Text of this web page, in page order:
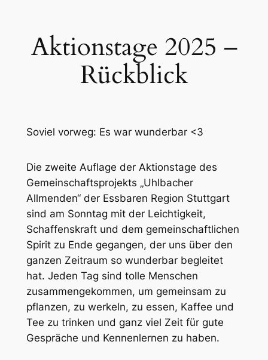
Aktionstage 2025 –
Rückblick
Soviel vorweg: Es war wunderbar <3
Die zweite Auflage der Aktionstage des
Gemeinschaftsprojekts „Uhlbacher
Allmenden“ der Essbaren Region Stuttgart
sind am Sonntag mit der Leichtigkeit,
Schaffenskraft und dem gemeinschaftlichen
Spirit zu Ende gegangen, der uns über den
ganzen Zeitraum so wunderbar begleitet
hat. Jeden Tag sind tolle Menschen
zusammengekommen, um gemeinsam zu
pflanzen, zu werkeln, zu essen, Kaffee und
Tee zu trinken und ganz viel Zeit für gute
Gespräche und Kennenlernen zu haben.